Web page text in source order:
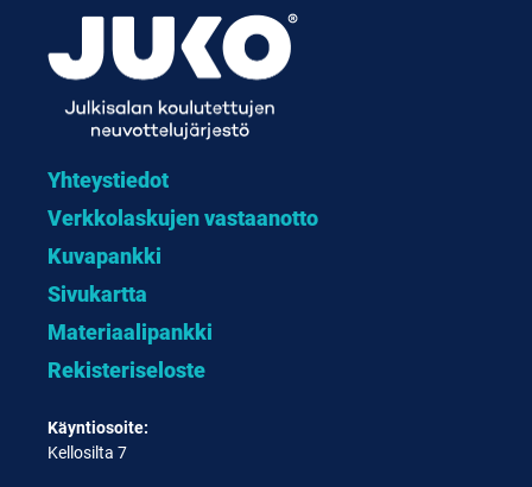
Yhteystiedot
Verkkolaskujen vastaanotto
Kuvapankki
Sivukartta
Materiaalipankki
Rekisteriseloste
Käyntiosoite:
Kellosilta 7